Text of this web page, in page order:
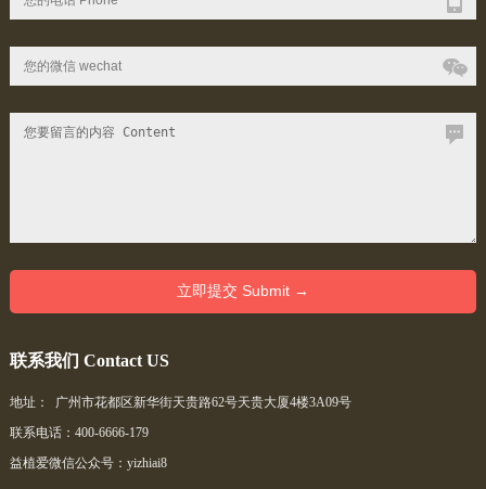
联系我们 Contact US
地址： 广州市花都区新华街天贵路62号天贵大厦4楼3A09号
联系电话：400-6666-179
益植爱微信公众号：yizhiai8